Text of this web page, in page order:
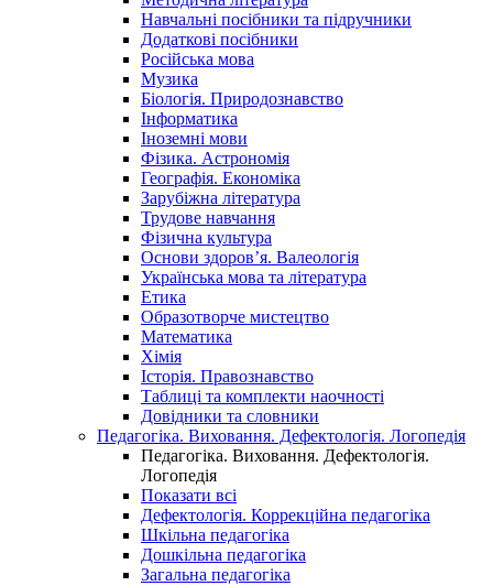
Навчальні посібники та підручники
Додаткові посібники
Російська мова
Музика
Біологія. Природознавство
Інформатика
Іноземні мови
Фізика. Астрономія
Географія. Економіка
Зарубіжна література
Трудове навчання
Фізична культура
Основи здоров’я. Валеологія
Українська мова та література
Етика
Образотворче мистецтво
Математика
Хімія
Історія. Правознавство
Таблиці та комплекти наочності
Довідники та словники
Педагогіка. Виховання. Дефектологія. Логопедія
Педагогіка. Виховання. Дефектологія.
Логопедія
Показати всі
Дефектологія. Коррекційна педагогіка
Шкільна педагогіка
Дошкільна педагогіка
Загальна педагогіка